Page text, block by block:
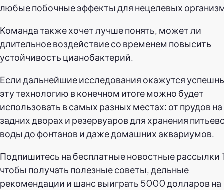
любые побочные эффекты для нецелевых
Команда также хочет лучше понять, может ли
длительное воздействие со временем повысить
устойчивость цианобактерий.
Если дальнейшие исследования окажутся
эту технологию в конечном итоге можно будет
использовать в самых разных местах: от прудов на
задних дворах и резервуаров для хранения
воды до фонтанов и даже домашних аквариумов.
Подпишитесь на бесплатные новостные рассылки
чтобы получать полезные советы, дельные
рекомендации и шанс выиграть 5000 долларов на